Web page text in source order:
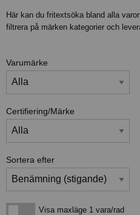
Här kan du fritextsöka bland alla
filtrera på märken kategorier och
Varumärke
Certifiering/Märke
Sortera efter
Visa maxläge 1 vara/rad
Visa maxläge 1 vara/rad